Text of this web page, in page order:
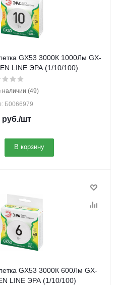
GX53 3000К 1000Лм GX-
LINE ЭРА (1/10/100)
наличии (49)
Б0066979
руб./шт
В корзину
GX53 3000К 600Лм GX-
LINE ЭРА (1/10/100)